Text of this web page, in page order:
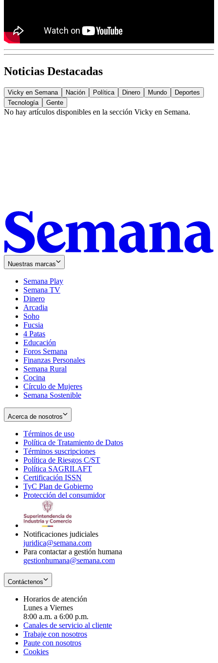
Noticias Destacadas
Vicky en Semana Nación Política Dinero Mundo
Deportes
Tecnología
Gente
No hay artículos disponibles en la sección Vicky en Semana.
Nuestras marcas
Semana Play
Semana TV
Dinero
Arcadia
Soho
in
new
window
Fucsia
in
new
window
4 Patas
Educación
Foros Semana
Finanzas Personales
Semana Rural
Cocina
Círculo de Mujeres
Semana Sostenible
Acerca de nosotros
Términos de uso
in
new
window
Política de Tratamiento de Datos
Términos suscripciones
in
Política de Riesgos C/ST
Política SAGRILAFT
new
window
Certificación ISSN
in
new
TyC Plan de Gobierno
in
Protección del consumidorOpens
Notificaciones judiciales
juridica@semana.com
Para contactar a gestión humana
gestionhumana@semana.com
Contáctenos
Horarios de atención
Lunes a Viernes
8:00 a.m. a 6:00 p.m.
Canales de servicio al cliente
Trabaje con nosotros
Paute con nosotros
Cookies